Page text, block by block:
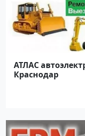
АТЛАС
Краснодар